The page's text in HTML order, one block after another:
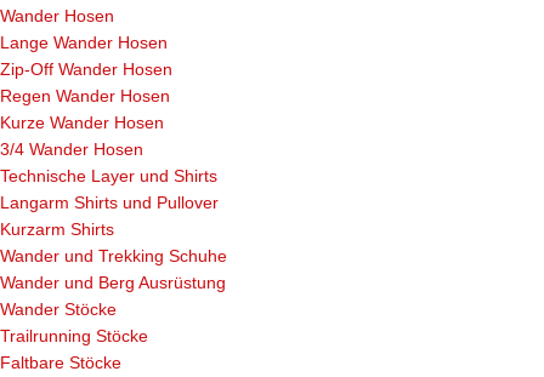
Wander Hosen
Lange Wander Hosen
Zip-Off Wander Hosen
Regen Wander Hosen
Kurze Wander Hosen
3/4 Wander Hosen
Technische Layer und Shirts
Langarm Shirts und Pullover
Kurzarm Shirts
Wander und Trekking Schuhe
Wander und Berg Ausrüstung
Wander Stöcke
Trailrunning Stöcke
Faltbare Stöcke